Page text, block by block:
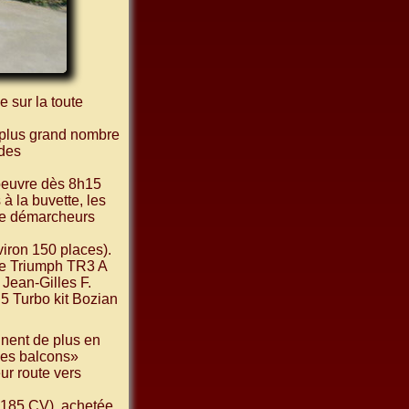
sur la toute
grand nombre
dès 8h15
la buvette, les
démarcheurs
150 places).
Triumph TR3 A
Gilles F.
Turbo kit Bozian
de plus en
balcons»
route vers
CV), achetée